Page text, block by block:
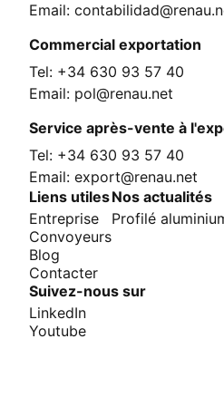
Email:
Commercial exportation
Tel: +34 630 93 57 40
Email: pol@renau.net
Service après-vente à
Tel: +34 630 93 57 40
Email: export@renau.net
Liens utiles
Entreprise
Convoyeurs
Blog
Contacter
Nos actualités
Suivez-nous sur
LinkedIn
Youtube